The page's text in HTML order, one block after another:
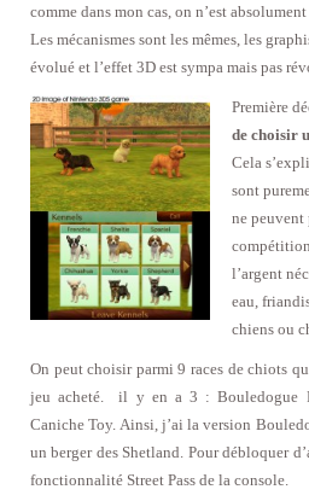
comme dans mon cas, on n’est absolument
Les mécanismes sont les mêmes, les
évolué et l’effet 3D est sympa mais pas
Première
de choisir
Cela
sont
ne peuvent
l’argent
eau,
chiens ou
On peut choisir parmi 9 races de chiots
jeu acheté. il y en a 3 : Bouledogue
Caniche Toy. Ainsi, j’ai la version
un berger des Shetland. Pour débloquer
fonctionnalité Street Pass de la console.